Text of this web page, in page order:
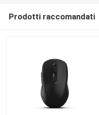
Prodotti raccomandati